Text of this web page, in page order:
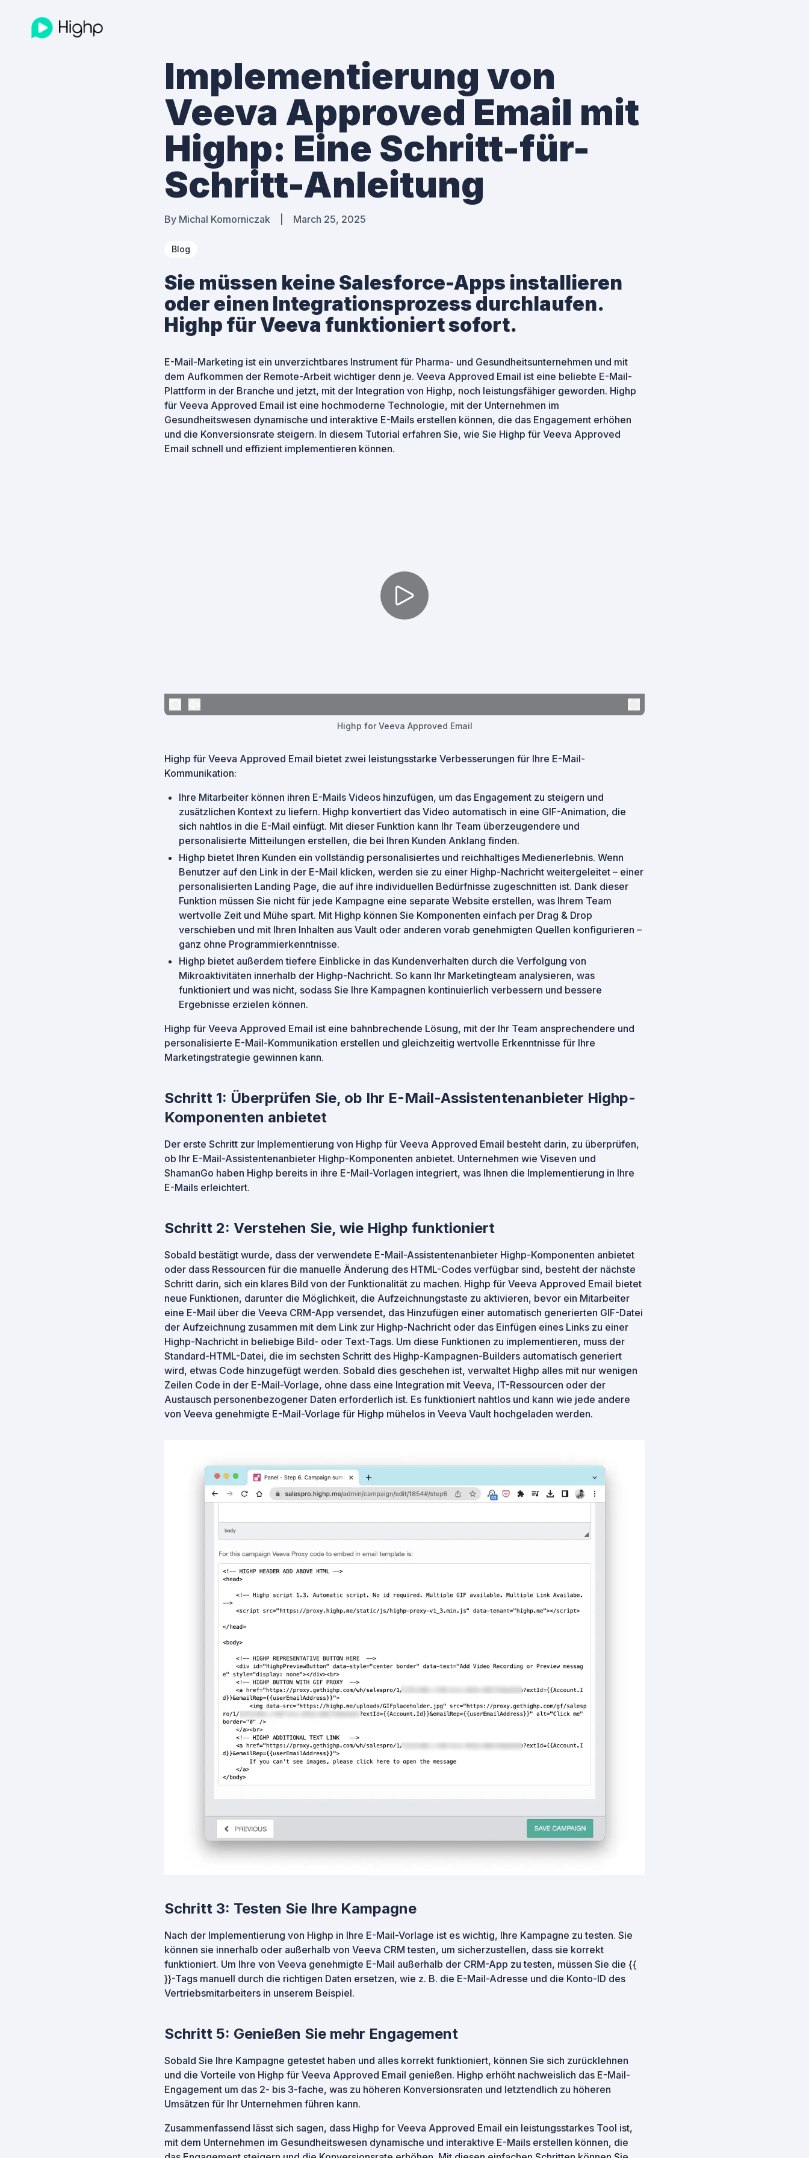
Implementierung von
Veeva Approved Email mit
Highp: Eine Schritt-für-
Schritt-Anleitung
By Michal Komorniczak March 25, 2025
Blog
Sie müssen keine Salesforce-Apps installieren
oder einen Integrationsprozess durchlaufen.
Highp für Veeva funktioniert sofort.
E-Mail-Marketing ist ein unverzichtbares Instrument für Pharma- und Gesundheitsunternehmen und mit
dem Aufkommen der Remote-Arbeit wichtiger denn je. Veeva Approved Email ist eine beliebte E-Mail-
Plattform in der Branche und jetzt, mit der Integration von Highp, noch leistungsfähiger geworden. Highp
für Veeva Approved Email ist eine hochmoderne Technologie, mit der Unternehmen im
Gesundheitswesen dynamische und interaktive E-Mails erstellen können, die das Engagement erhöhen
und die Konversionsrate steigern. In diesem Tutorial erfahren Sie, wie Sie Highp für Veeva Approved
Email schnell und effizient implementieren können.
Highp for Veeva Approved Email
Highp für Veeva Approved Email bietet zwei leistungsstarke Verbesserungen für Ihre E-Mail-
Kommunikation:
Ihre Mitarbeiter können ihren E-Mails Videos hinzufügen, um das Engagement zu steigern und
zusätzlichen Kontext zu liefern. Highp konvertiert das Video automatisch in eine GIF-Animation, die
sich nahtlos in die E-Mail einfügt. Mit dieser Funktion kann Ihr Team überzeugendere und
personalisierte Mitteilungen erstellen, die bei Ihren Kunden Anklang finden.
Highp bietet Ihren Kunden ein vollständig personalisiertes und reichhaltiges Medienerlebnis. Wenn
Benutzer auf den Link in der E-Mail klicken, werden sie zu einer Highp-Nachricht weitergeleitet – einer
personalisierten Landing Page, die auf ihre individuellen Bedürfnisse zugeschnitten ist. Dank dieser
Funktion müssen Sie nicht für jede Kampagne eine separate Website erstellen, was Ihrem Team
wertvolle Zeit und Mühe spart. Mit Highp können Sie Komponenten einfach per Drag & Drop
verschieben und mit Ihren Inhalten aus Vault oder anderen vorab genehmigten Quellen konfigurieren –
ganz ohne Programmierkenntnisse.
Highp bietet außerdem tiefere Einblicke in das Kundenverhalten durch die Verfolgung von
Mikroaktivitäten innerhalb der Highp-Nachricht. So kann Ihr Marketingteam analysieren, was
funktioniert und was nicht, sodass Sie Ihre Kampagnen kontinuierlich verbessern und bessere
Ergebnisse erzielen können.
Highp für Veeva Approved Email ist eine bahnbrechende Lösung, mit der Ihr Team ansprechendere und
personalisierte E-Mail-Kommunikation erstellen und gleichzeitig wertvolle Erkenntnisse für Ihre
Marketingstrategie gewinnen kann.
Schritt 1: Überprüfen Sie, ob Ihr E-Mail-Assistentenanbieter Highp-
Komponenten anbietet
Der erste Schritt zur Implementierung von Highp für Veeva Approved Email besteht darin, zu überprüfen,
ob Ihr E-Mail-Assistentenanbieter Highp-Komponenten anbietet. Unternehmen wie Viseven und
ShamanGo haben Highp bereits in ihre E-Mail-Vorlagen integriert, was Ihnen die Implementierung in Ihre
E-Mails erleichtert.
Schritt 2: Verstehen Sie, wie Highp funktioniert
Sobald bestätigt wurde, dass der verwendete E-Mail-Assistentenanbieter Highp-Komponenten anbietet
oder dass Ressourcen für die manuelle Änderung des HTML-Codes verfügbar sind, besteht der nächste
Schritt darin, sich ein klares Bild von der Funktionalität zu machen. Highp für Veeva Approved Email bietet
neue Funktionen, darunter die Möglichkeit, die Aufzeichnungstaste zu aktivieren, bevor ein Mitarbeiter
eine E-Mail über die Veeva CRM-App versendet, das Hinzufügen einer automatisch generierten GIF-Datei
der Aufzeichnung zusammen mit dem Link zur Highp-Nachricht oder das Einfügen eines Links zu einer
Highp-Nachricht in beliebige Bild- oder Text-Tags. Um diese Funktionen zu implementieren, muss der
Standard-HTML-Datei, die im sechsten Schritt des Highp-Kampagnen-Builders automatisch generiert
wird, etwas Code hinzugefügt werden. Sobald dies geschehen ist, verwaltet Highp alles mit nur wenigen
Zeilen Code in der E-Mail-Vorlage, ohne dass eine Integration mit Veeva, IT-Ressourcen oder der
Austausch personenbezogener Daten erforderlich ist. Es funktioniert nahtlos und kann wie jede andere
von Veeva genehmigte E-Mail-Vorlage für Highp mühelos in Veeva Vault hochgeladen werden.
Schritt 3: Testen Sie Ihre Kampagne
Nach der Implementierung von Highp in Ihre E-Mail-Vorlage ist es wichtig, Ihre Kampagne zu testen. Sie
können sie innerhalb oder außerhalb von Veeva CRM testen, um sicherzustellen, dass sie korrekt
funktioniert. Um Ihre von Veeva genehmigte E-Mail außerhalb der CRM-App zu testen, müssen Sie die {{
}}-Tags manuell durch die richtigen Daten ersetzen, wie z. B. die E-Mail-Adresse und die Konto-ID des
Vertriebsmitarbeiters in unserem Beispiel.
Schritt 5: Genießen Sie mehr Engagement
Sobald Sie Ihre Kampagne getestet haben und alles korrekt funktioniert, können Sie sich zurücklehnen
und die Vorteile von Highp für Veeva Approved Email genießen. Highp erhöht nachweislich das E-Mail-
Engagement um das 2- bis 3-fache, was zu höheren Konversionsraten und letztendlich zu höheren
Umsätzen für Ihr Unternehmen führen kann.
Zusammenfassend lässt sich sagen, dass Highp for Veeva Approved Email ein leistungsstarkes Tool ist,
mit dem Unternehmen im Gesundheitswesen dynamische und interaktive E-Mails erstellen können, die